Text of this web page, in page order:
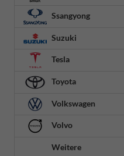
Ssangyong
Suzuki
Tesla
Toyota
Volkswagen
Volvo
Weitere